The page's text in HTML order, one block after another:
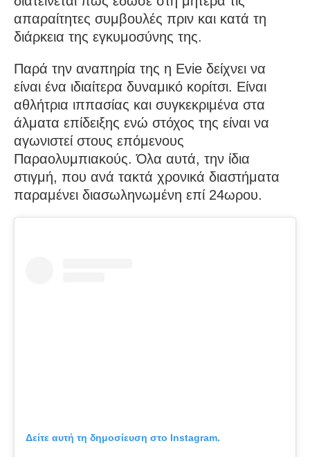
απαραίτητες συμβουλές πριν και κατά τη
διάρκεια της εγκυμοσύνης της.
Παρά την αναπηρία της η Evie δείχνει να
είναι ένα ιδιαίτερα δυναμικό κορίτσι. Είναι
αθλήτρια ιππασίας και συγκεκριμένα στα
άλματα επίδειξης ενώ στόχος της είναι να
αγωνιστεί στους επόμενους
Παραολυμπιακούς. Όλα αυτά, την ίδια
στιγμή, που ανά τακτά χρονικά διαστήματα
παραμένει διασωληνωμένη επί 24ωρου.
Δείτε αυτή τη δημοσίευση στο Instagram.